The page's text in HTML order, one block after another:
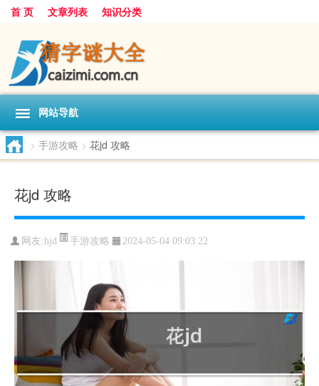
首 页 文章列表 知识分类
网站导航
> 手游攻略 > 花jd 攻略
花jd 攻略
网友:hjd 手游攻略 2024-05-04 09:03:22